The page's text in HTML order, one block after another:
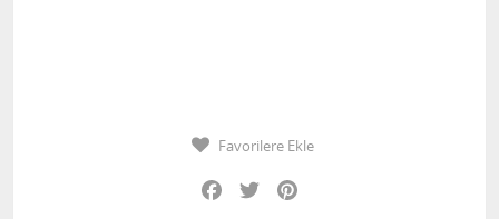
Favorilere Ekle
Facebook
Twitter